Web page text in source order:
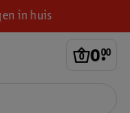
in huis
0.
00